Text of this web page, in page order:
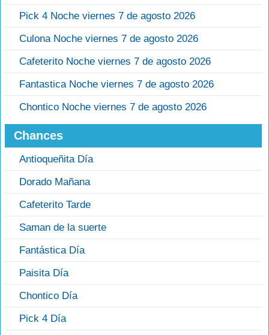
Pick 4 Noche viernes 7 de agosto 2026
Culona Noche viernes 7 de agosto 2026
Cafeterito Noche viernes 7 de agosto 2026
Fantastica Noche viernes 7 de agosto 2026
Chontico Noche viernes 7 de agosto 2026
Chances
Antioqueñita Día
Dorado Mañana
Cafeterito Tarde
Saman de la suerte
Fantástica Día
Paisita Día
Chontico Día
Pick 4 Día